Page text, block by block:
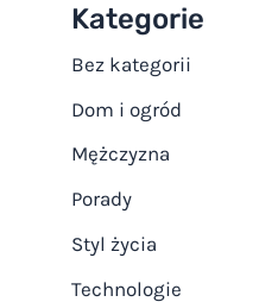
Kategorie
Bez kategorii
Dom i ogród
Mężczyzna
Porady
Styl życia
Technologie